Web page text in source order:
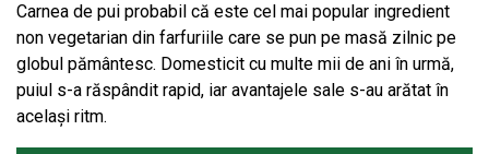
Carnea de pui probabil că este cel mai popular ingredient
non vegetarian din farfuriile care se pun pe masă zilnic pe
globul pământesc. Domesticit cu multe mii de ani în urmă,
puiul s-a răspândit rapid, iar avantajele sale s-au arătat în
același ritm.